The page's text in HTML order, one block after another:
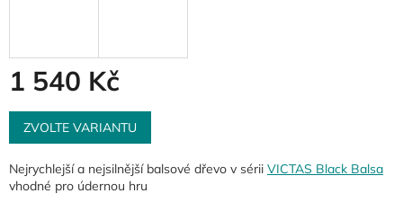
1 540 Kč
Měrná
cena:
ZVOLTE VARIANTU
Nejrychlejší a nejsilnější balsové dřevo v sérii VICTAS Black Balsa
vhodné pro údernou hru